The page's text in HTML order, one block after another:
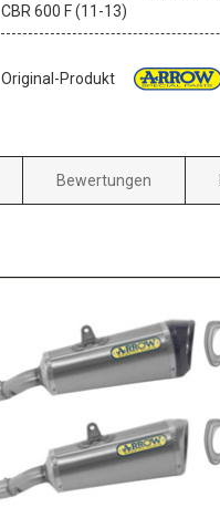
CBR 600 F (11-13)
Original-Produkt
Bewertungen